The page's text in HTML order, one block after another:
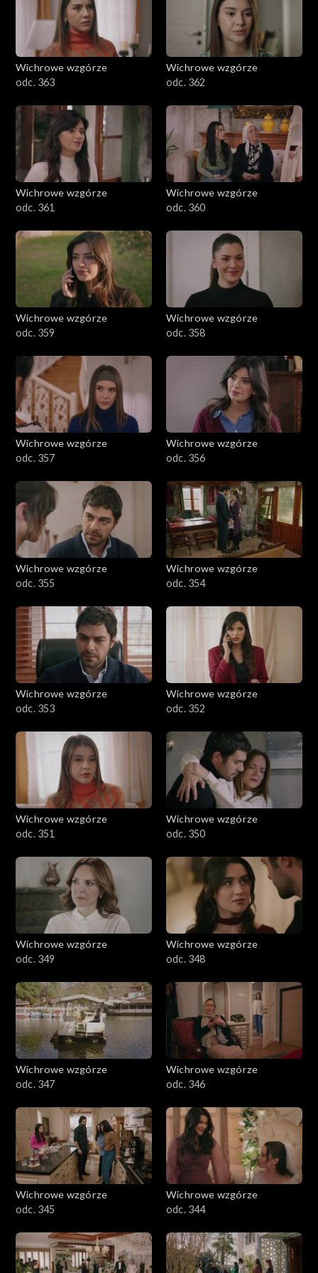
Wichrowe wzgórze
odc. 363
Wichrowe wzgórze
odc. 362
Wichrowe wzgórze
odc. 361
Wichrowe wzgórze
odc. 360
Wichrowe wzgórze
odc. 359
Wichrowe wzgórze
odc. 358
Wichrowe wzgórze
odc. 357
Wichrowe wzgórze
odc. 356
Wichrowe wzgórze
odc. 355
Wichrowe wzgórze
odc. 354
Wichrowe wzgórze
odc. 353
Wichrowe wzgórze
odc. 352
Wichrowe wzgórze
odc. 351
Wichrowe wzgórze
odc. 350
Wichrowe wzgórze
odc. 349
Wichrowe wzgórze
odc. 348
Wichrowe wzgórze
odc. 347
Wichrowe wzgórze
odc. 346
Wichrowe wzgórze
odc. 345
Wichrowe wzgórze
odc. 344